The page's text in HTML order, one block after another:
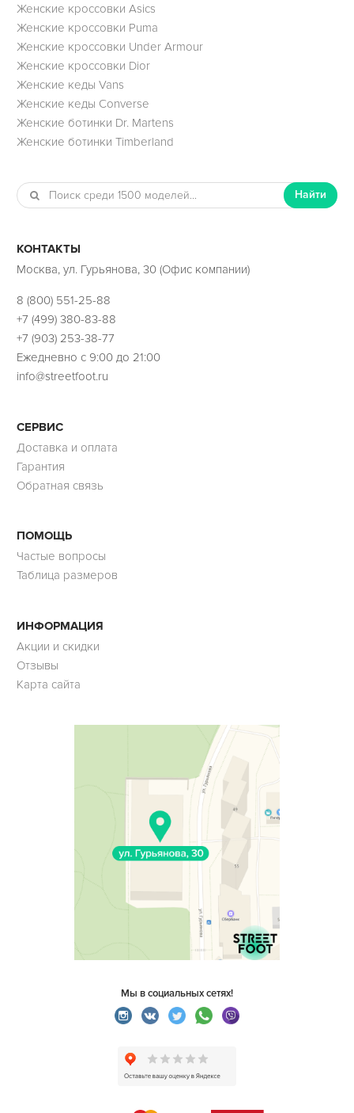
Женские кроссовки Asics
Женские кроссовки Puma
Женские кроссовки Under Armour
Женские кроссовки Dior
Женские кеды Vans
Женские кеды Converse
Женские ботинки Dr. Martens
Женские ботинки Timberland
Найти
КОНТАКТЫ
Москва, ул. Гурьянова, 30 (Офис компании)
8 (800) 551-25-88
+7 (499) 380-83-88
+7 (903) 253-38-77
Ежедневно с 9:00 до 21:00
info@streetfoot.ru
СЕРВИС
Доставка и оплата
Гарантия
Обратная связь
ПОМОЩЬ
Частые вопросы
Таблица размеров
ИНФОРМАЦИЯ
Акции и скидки
Отзывы
Карта сайта
Мы в социальных сетях!